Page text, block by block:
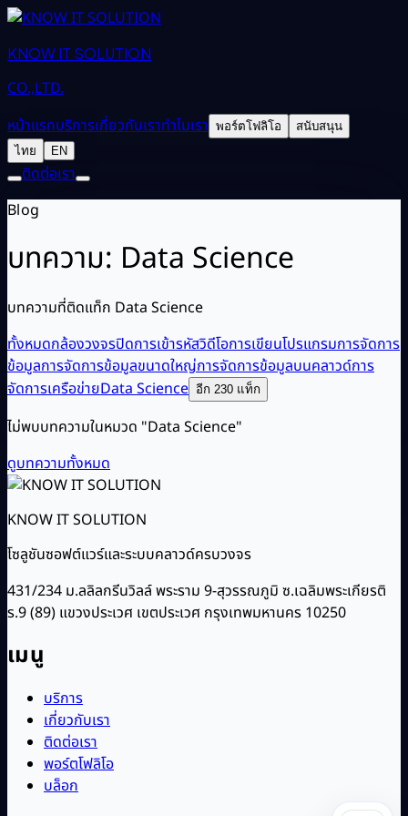
KNOW IT SOLUTION
CO.,LTD.
หน้าแรกบริการเกี่ยวกับเราทำไมเรา พอร์ตโฟลิโอ
สนับสนุน
ไทย
EN
ติดต่อเรา
Blog
บทความ: Data Science
บทความที่ติดแท็ก Data Science
ทั้งหมดกล้องวงจรปิดการเข้ารหัสวิดีโอการเขียนโปรแกรมการจัดการ
ข้อมูลการจัดการข้อมูลขนาดใหญ่การจัดการข้อมูลบนคลาวด์การ
จัดการเครือข่ายData Science อีก 230 แท็ก
ไม่พบบทความในหมวด "Data Science"
ดูบทความทั้งหมด
KNOW IT SOLUTION
โซลูชันซอฟต์แวร์และระบบคลาวด์ครบวงจร
431/234 ม.ลลิลกรีนวิลล์ พระราม 9-สุวรรณภูมิ ซ.เฉลิมพระเกียรติ
ร.9 (89) แขวงประเวศ เขตประเวศ กรุงเทพมหานคร 10250
เมนู
บริการ
เกี่ยวกับเรา
ติดต่อเรา
พอร์ตโฟลิโอ
บล็อก